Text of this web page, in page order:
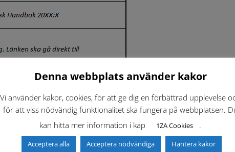
används, ska länk till det systemet fyllas i, kan
organisatoriska tillhörighet.
eller”ET”fyllas i om kommentaren från syn inte
lämnas tom.
Denna webbplats använder kakor
Vi använder kakor, cookies, för att ge dig en förbättrad upplevelse
för att viss nödvändig funktionalitet ska fungera på webbplatsen.
kan hitta mer information i kap
1ZA Cookies .
Acceptera alla Acceptera nödvändiga Hantera kakor